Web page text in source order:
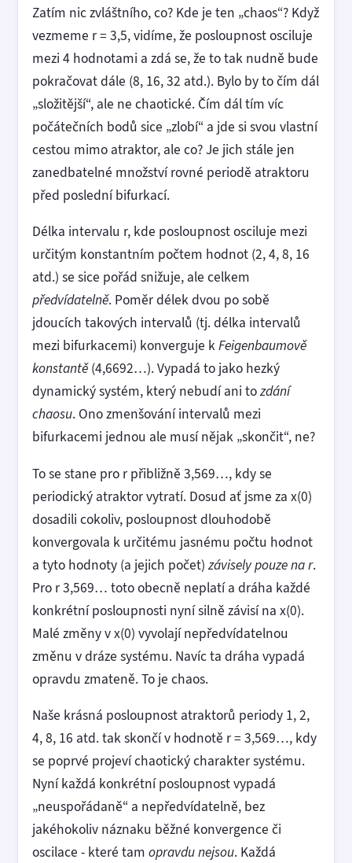
Zatím nic zvláštního, co? Kde je ten „chaos“? Když
vezmeme r = 3,5, vidíme, že posloupnost osciluje
mezi 4 hodnotami a zdá se, že to tak nudně bude
pokračovat dále (8, 16, 32 atd.). Bylo by to čím dál
„složitější“, ale ne chaotické. Čím dál tím víc
počátečních bodů sice „zlobí“ a jde si svou vlastní
cestou mimo atraktor, ale co? Je jich stále jen
zanedbatelné množství rovné periodě atraktoru
před poslední bifurkací.
Délka intervalu r, kde posloupnost osciluje mezi
určitým konstantním počtem hodnot (2, 4, 8, 16
atd.) se sice pořád snižuje, ale celkem
předvídatelně. Poměr délek dvou po sobě
jdoucích takových intervalů (tj. délka intervalů
mezi bifurkacemi) konverguje kFeigenbaumově
konstantě(4,6692…). Vypadá to jako hezký
dynamický systém, který nebudí ani tozdání
chaosu. Ono zmenšování intervalů mezi
bifurkacemi jednou ale musí nějak „skončit“, ne?
To se stane pro r přibližně 3,569…, kdy se
periodický atraktor vytratí. Dosud ať jsme za x(0)
dosadili cokoliv, posloupnost dlouhodobě
konvergovala k určitému jasnému počtu hodnot
a tyto hodnoty (a jejich počet) závisely pouze na r.
Pro r 3,569… toto obecně neplatí a dráha každé
konkrétní posloupnosti nyní silně závisí na x(0).
Malé změny v x(0) vyvolají nepředvídatelnou
změnu v dráze systému. Navíc ta dráha vypadá
opravdu zmateně. To je chaos.
Naše krásná posloupnost atraktorů periody 1, 2,
4, 8, 16 atd. tak skončí v hodnotě r = 3,569…, kdy
se poprvé projeví chaotický charakter systému.
Nyní každá konkrétní posloupnost vypadá
„neuspořádaně“ a nepředvídatelně, bez
jakéhokoliv náznaku běžné konvergence či
oscilace - které tam opravdu nejsou. Každá